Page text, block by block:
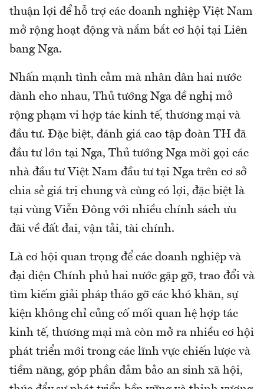
thuận lợi để hỗ trợ các doanh nghiệp Việt Nam
mở rộng hoạt động và nắm bắt cơ hội tại Liên
bang Nga.
Nhấn mạnh tình cảm mà nhân dân hai nước
dành cho nhau, Thủ tướng Nga đề nghị mở
rộng phạm vi hợp tác kinh tế, thương mại và
đầu tư. Đặc biệt, đánh giá cao tập đoàn TH đã
đầu tư lớn tại Nga, Thủ tướng Nga mời gọi các
nhà đầu tư Việt Nam đầu tư tại Nga trên cơ sở
chia sẻ giá trị chung và cùng có lợi, đặc biệt là
tại vùng Viễn Đông với nhiều chính sách ưu
đãi về đất đai, vận tải, tài chính.
Là cơ hội quan trọng để các doanh nghiệp và
đại diện Chính phủ hai nước gặp gỡ, trao đổi và
tìm kiếm giải pháp tháo gỡ các khó khăn, sự
kiện không chỉ củng cố mối quan hệ hợp tác
kinh tế, thương mại mà còn mở ra nhiều cơ hội
phát triển mới trong các lĩnh vực chiến lược và
tiềm năng, góp phần đảm bảo an sinh xã hội,